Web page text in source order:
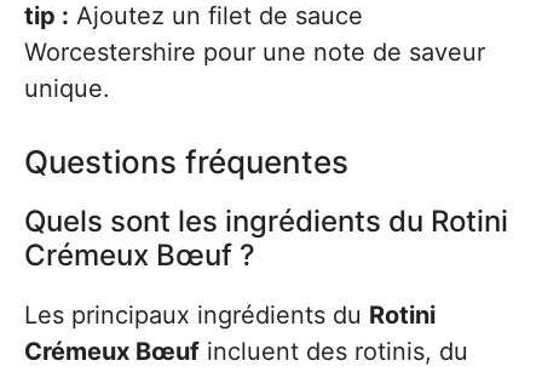
tip : Ajoutez un filet de sauce
Worcestershire pour une note de saveur
unique.
Questions fréquentes
Quels sont les ingrédients du Rotini
Crémeux Bœuf ?
Les principaux ingrédients du Rotini
Crémeux Bœuf incluent des rotinis, du